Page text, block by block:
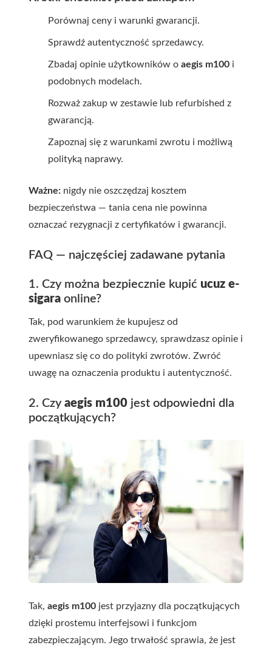
Porównaj ceny i warunki gwarancji.
Sprawdź autentyczność sprzedawcy.
Zbadaj opinie użytkowników o aegis m100 i
podobnych modelach.
Rozważ zakup w zestawie lub refurbished z
gwarancją.
Zapoznaj się z warunkami zwrotu i możliwą
polityką naprawy.
Ważne: nigdy nie oszczędzaj kosztem
bezpieczeństwa — tania cena nie powinna
oznaczać rezygnacji z certyfikatów i gwarancji.
FAQ — najczęściej zadawane pytania
1. Czy można bezpiecznie kupić ucuz e-
sigara online?
Tak, pod warunkiem że kupujesz od
zweryfikowanego sprzedawcy, sprawdzasz opinie i
upewniasz się co do polityki zwrotów. Zwróć
uwagę na oznaczenia produktu i autentyczność.
2. Czy aegis m100 jest odpowiedni dla
początkujących?
Tak, aegis m100 jest przyjazny dla początkujących
dzięki prostemu interfejsowi i funkcjom
zabezpieczającym. Jego trwałość sprawia, że jest